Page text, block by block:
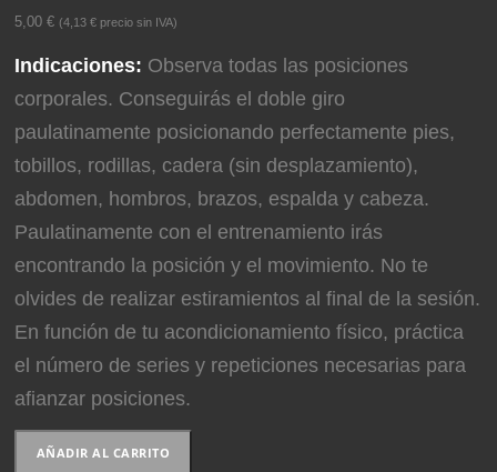
5,00€ (4,13€ precio sin IVA)
Indicaciones: Observa todas las posiciones
corporales. Conseguirás el doble giro
paulatinamente posicionando perfectamente pies,
tobillos, rodillas, cadera (sin desplazamiento),
abdomen, hombros, brazos, espalda y cabeza.
Paulatinamente con el entrenamiento irás
encontrando la posición y el movimiento. No te
olvides de realizar estiramientos al final de la sesión.
En función de tu acondicionamiento físico, práctica
el número de series y repeticiones necesarias para
afianzar posiciones.
AÑADIR AL CARRITO